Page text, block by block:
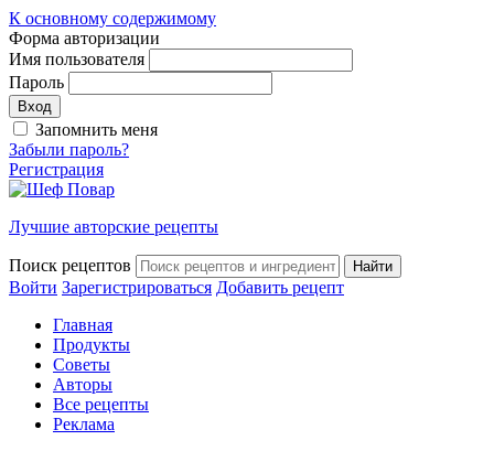
К основному содержимому
Форма авторизации
Имя пользователя
Пароль
Запомнить меня
Забыли пароль?
Регистрация
Лучшие авторские рецепты
Поиск рецептов
Войти Зарегистрироваться Добавить рецепт
Главная
Продукты
Советы
Авторы
Все рецепты
Реклама